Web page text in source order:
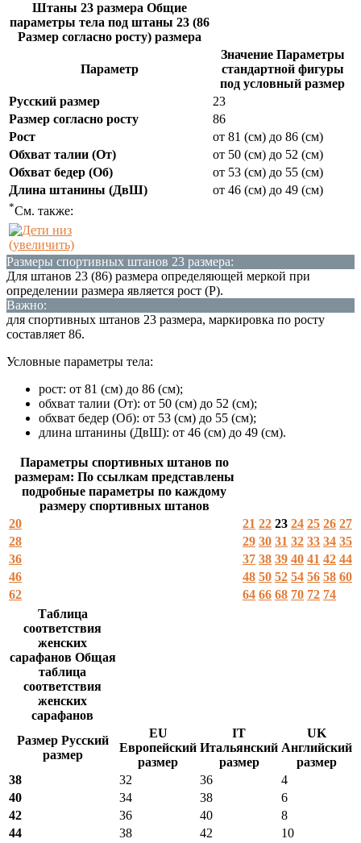
Штаны 23 размера Общие
параметры тела под штаны 23 (86
Размер согласно росту) размера
Параметр
Значение Параметры
стандартной фигуры
под условный размер
Русский размер
23
Размер согласно росту
86
Рост
от 81 (см) до 86 (см)
Обхват талии (От)
от 50 (см) до 52 (см)
Обхват бедер (Об)
от 53 (см) до 55 (см)
Длина штанины (ДвШ)
от 46 (см) до 49 (см)
*См. также:
(увеличить)
Размеры спортивных штанов 23 размера:
Для штанов 23 (86) размера определяющей меркой при
определении размера является рост (Р).
Важно:
для спортивных штанов 23 размера, маркировка по росту
составляет 86.
Условные параметры тела:
рост: от 81 (см) до 86 (см);
обхват талии (От): от 50 (см) до 52 (см);
обхват бедер (Об): от 53 (см) до 55 (см);
длина штанины (ДвШ): от 46 (см) до 49 (см).
Параметры спортивных штанов по
размерам: По ссылкам представлены
подробные параметры по каждому
размеру спортивных штанов
20
21 22 23 24 25 26 27
28
29 30 31 32 33 34 35
36
37 38 39 40 41 42 44
46
48 50 52 54 56 58 60
62
64 66 68 70 72 74
Таблица
соответствия
женских
сарафанов Общая
таблица
соответствия
женских
сарафанов
Размер Русский
размер
EU
Европейский
размер
IT
Итальянский
размер
UK
Английский
размер
38
32 36
4
40
34 38
6
42
36 40
8
44
38 42
10